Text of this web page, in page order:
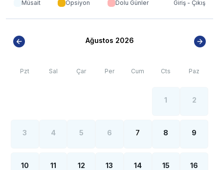
yoğun nüfus artışı sebebiyle; bölge genelinde nadiren
Müsait Opsiyon Dolu Günler Giriş - Çıkış
Ağustos 2026
Pzt Sal Çar Per Cum Cts Paz
1 2
3 4 5 6 7 8 9
10 11 12 13 14 15 16